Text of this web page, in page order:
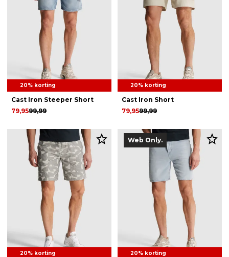
20% korting
Cast Iron Steeper Short
99,99
79,95
20% korting
Cast Iron Short
99,99
79,95
20% korting
Web Only.
20% korting